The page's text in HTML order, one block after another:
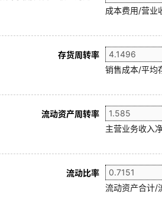
成本费用/营业
存货周转率
销售成本/平均
流动资产周转率
主营业务收入
流动比率
流动资产合计/